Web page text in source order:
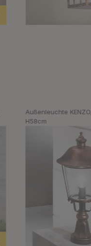
Außenleuchte
H58cm